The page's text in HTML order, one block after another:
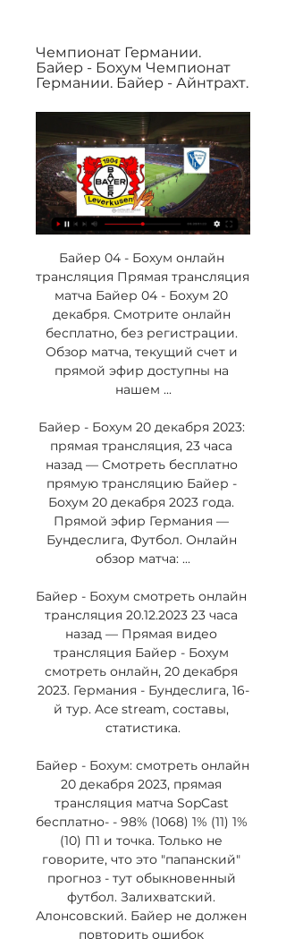
Чемпионат Германии.
Байер - Бохум Чемпионат
Германии. Байер - Айнтрахт.
Байер 04 - Бохум онлайн
трансляция Прямая трансляция
матча Байер 04 - Бохум 20
декабря. Смотрите онлайн
бесплатно, без регистрации.
Обзор матча, текущий счет и
прямой эфир доступны на
нашем ...
Байер - Бохум 20 декабря 2023:
прямая трансляция, 23 часа
назад — Смотреть бесплатно
прямую трансляцию Байер -
Бохум 20 декабря 2023 года.
Прямой эфир Германия —
Бундеслига, Футбол. Онлайн
обзор матча: ...
Байер - Бохум смотреть онлайн
трансляция 20.12.2023 23 часа
назад — Прямая видео
трансляция Байер - Бохум
смотреть онлайн, 20 декабря
2023. Германия - Бундеслига, 16-
й тур. Ace stream, составы,
статистика.
Байер - Бохум: смотреть онлайн
20 декабря 2023, прямая
трансляция матча SopCast
бесплатно- - 98% (1068) 1% (11) 1%
(10) П1 и точка. Только не
говорите, что это "папанский"
прогноз - тут обыкновенный
футбол. Залихватский.
Алонсовский. Байер не должен
повторить ошибок